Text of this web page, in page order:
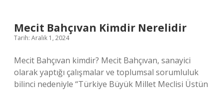
Mecit Bahçıvan Kimdir Nerelidir
Tarih: Aralık 1, 2024
Mecit Bahçıvan kimdir? Mecit Bahçıvan, sanayici
olarak yaptığı çalışmalar ve toplumsal sorumluluk
bilinci nedeniyle “Türkiye Büyük Millet Meclisi Üstün